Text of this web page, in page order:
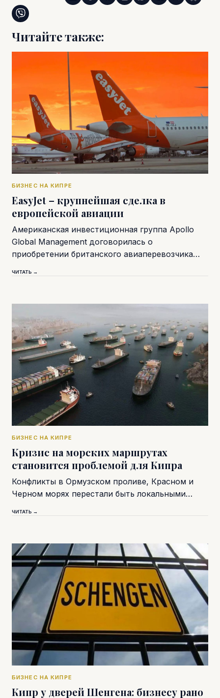
Читайте также:
БИЗНЕС НА КИПРЕ
EasyJet – крупнейшая сделка в
европейской авиации
Американская инвестиционная группа Apollo
Global Management договорилась о
приобретении британского авиаперевозчика…
ЧИТАТЬ →
БИЗНЕС НА КИПРЕ
Кризис на морских маршрутах
становится проблемой для Кипра
Конфликты в Ормузском проливе, Красном и
Черном морях перестали быть локальными…
ЧИТАТЬ →
БИЗНЕС НА КИПРЕ
Кипр у дверей Шенгена: бизнесу рано